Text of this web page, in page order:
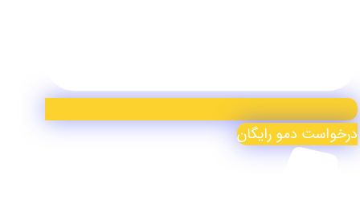
درخواست دمو رایگان